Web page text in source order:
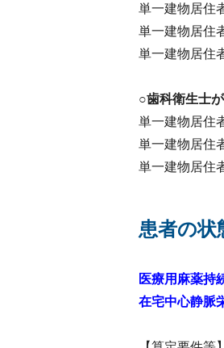
単一建物居
単一建物居
単一建物居
○歯科衛生士
単一建物居
単一建物居
単一建物居
患者の
医療用麻薬持
在宅中心静脈